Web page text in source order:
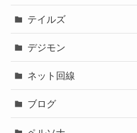
テイルズ
デジモン
ネット回線
ブログ